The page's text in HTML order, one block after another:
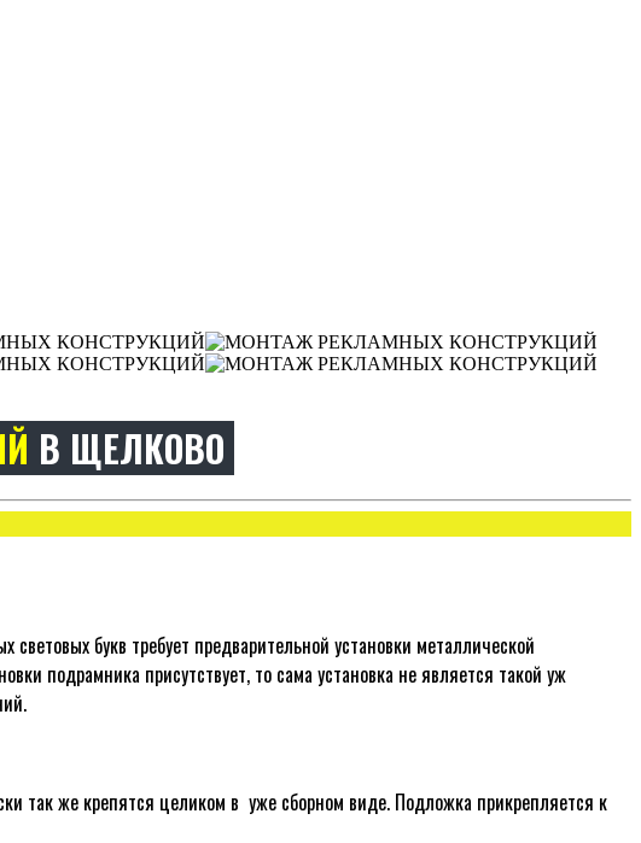
В ЩЕЛКОВО
букв требует предварительной установки металлической
подрамника присутствует, то сама установка не является такой уж
так же крепятся целиком в уже сборном виде. Подложка прикрепляется к